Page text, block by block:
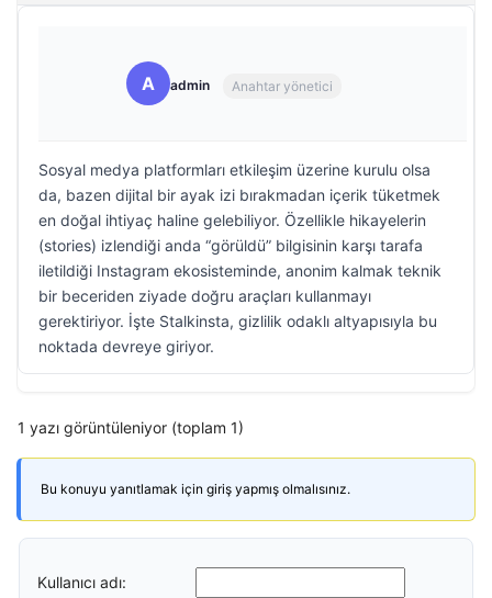
A admin Anahtar yönetici
Sosyal medya platformları etkileşim üzerine kurulu olsa
da, bazen dijital bir ayak izi bırakmadan içerik tüketmek
en doğal ihtiyaç haline gelebiliyor. Özellikle hikayelerin
(stories) izlendiği anda “görüldü” bilgisinin karşı tarafa
iletildiği Instagram ekosisteminde, anonim kalmak teknik
bir beceriden ziyade doğru araçları kullanmayı
gerektiriyor. İşte Stalkinsta, gizlilik odaklı altyapısıyla bu
noktada devreye giriyor.
1 yazı görüntüleniyor (toplam 1)
Bu konuyu yanıtlamak için giriş yapmış olmalısınız.
Kullanıcı adı: